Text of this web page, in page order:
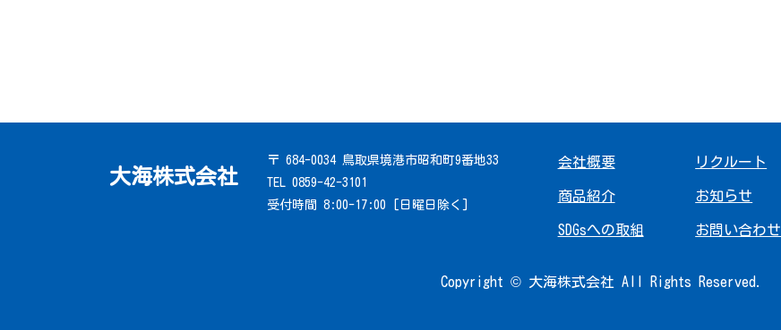
大海株式会社
〒 684-0034 鳥取県境港市昭和町9番地33
TEL 0859-42-3101
受付時間 8:00-17:00 [日曜日除く]
会社概要
商品紹介
SDGsへの取組
リクルート
お知らせ
お問い合わせ
Copyright © 大海株式会社 All Rights Reserved.